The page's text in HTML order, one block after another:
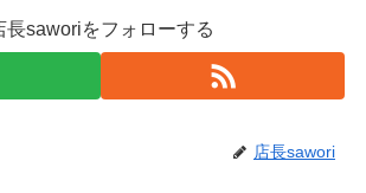
長saworiをフォローする
店長sawori